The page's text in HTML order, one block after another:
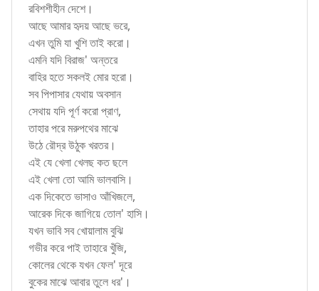
রবিশশীহীন দেশে।
আছে আমার হৃদয় আছে ভরে,
এখন তুমি যা খুশি তাই করো।
এমনি যদি বিরাজ' অন্তরে
বাহির হতে সকলই মোর হরো।
সব পিপাসার যেথায় অবসান
সেথায় যদি পূর্ণ করো প্রাণ,
তাহার পরে মরুপথের মাঝে
উঠে রৌদ্র উঠুক খরতর।
এই যে খেলা খেলছ কত ছলে
এই খেলা তো আমি ভালবাসি।
এক দিকেতে ভাসাও আঁখিজলে,
আরেক দিকে জাগিয়ে তোল' হাসি।
যখন ভাবি সব খোয়ালাম বুঝি
গভীর করে পাই তাহারে খুঁজি,
কোলের থেকে যখন ফেল' দূরে
বুকের মাঝে আবার তুলে ধর'।